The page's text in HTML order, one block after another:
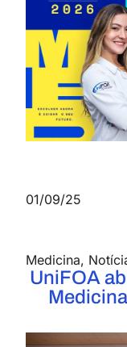
01/09/25
Medicina,
UniFOA